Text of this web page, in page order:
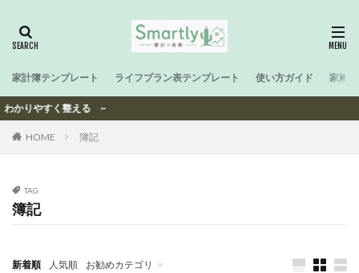
家計簿テンプレート ライフプラン表テンプレート 使い方ガイド 家計
りやすく整える ~
HOME 簿記
TAG
簿記
新着順 人気順 お勧めカテゴリ